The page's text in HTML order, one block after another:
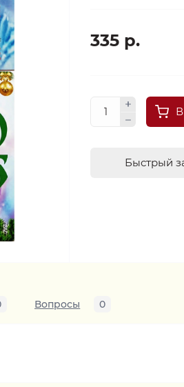
335 р.
Быстрый
Вопросы 0